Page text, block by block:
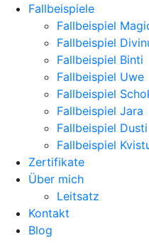
Fallbeispiele
Fallbeispiel
Fallbeispiel
Fallbeispiel Binti
Fallbeispiel Uwe
Fallbeispiel
Fallbeispiel Jara
Fallbeispiel Dusti
Fallbeispiel
Zertifikate
Über mich
Leitsatz
Kontakt
Blog